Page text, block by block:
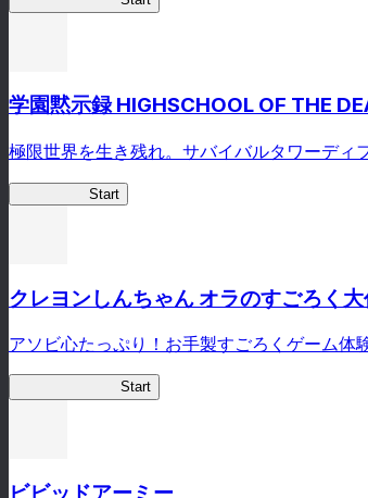
学園黙示録 HIGHSCHOOL OF THE
極限世界を生き残れ。サバイバルタワーディ
Start
クレヨンしんちゃん オラのすごろく
アソビ心たっぷり！お手製すごろくゲーム体
Start